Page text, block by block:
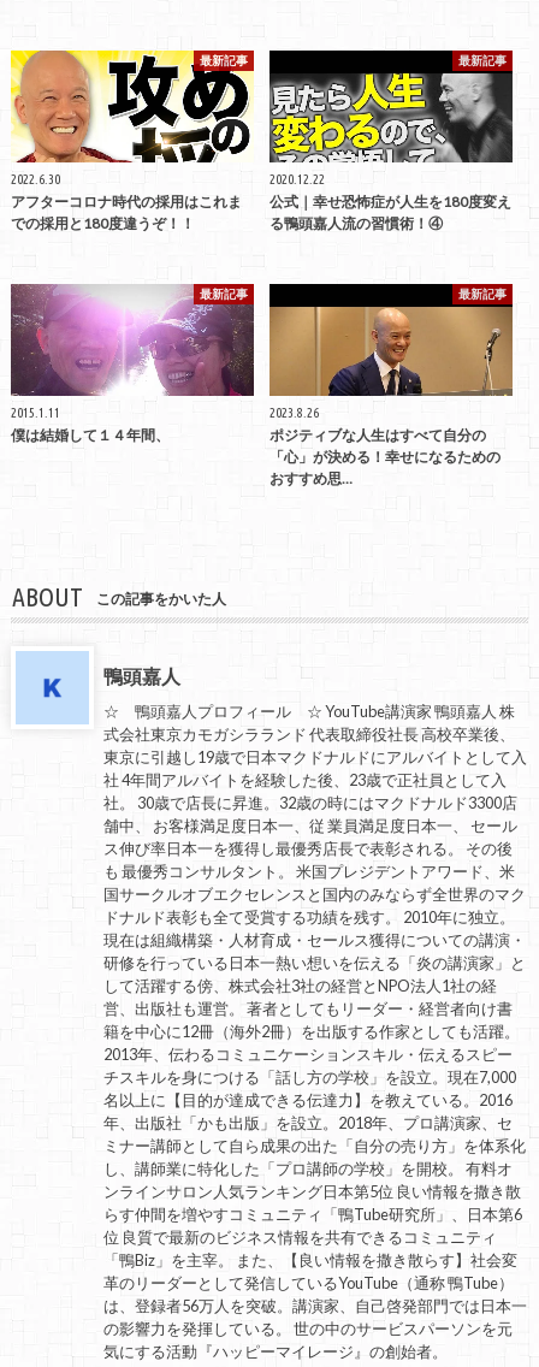
最新記事
2022.6.30
アフターコロナ時代の採用はこれま
での採用と180度違うぞ！！
最新記事
2020.12.22
公式｜幸せ恐怖症が人生を180度変え
る鴨頭嘉人流の習慣術！④
最新記事
2015.1.11
僕は結婚して１４年間、
最新記事
2023.8.26
ポジティブな人生はすべて自分の
「心」が決める！幸せになるための
おすすめ思…
ABOUT この記事をかいた人
鴨頭嘉人
☆ 鴨頭嘉人プロフィール ☆ YouTube講演家 鴨頭嘉人 株
式会社東京カモガシラランド 代表取締役社長 高校卒業後、
東京に引越し19歳で日本マクドナルドにアルバイトとして入
社 4年間アルバイトを経験した後、23歳で正社員として入
社。 30歳で店長に昇進。32歳の時にはマクドナルド3300店
舗中、 お客様満足度日本一、従 業員満足度日本一、 セール
ス伸び率日本一を獲得し最優秀店長で表彰される。 その後
も 最優秀コンサルタント。 米国プレジデントアワード、米
国サークルオブエクセレンスと国内のみならず全世界のマク
ドナルド表彰も全て受賞する功績を残す。 2010年に独立。
現在は組織構築・人材育成・セールス獲得についての講演・
研修を行っている日本一熱い想いを伝える「炎の講演家」と
して活躍する傍、株式会社3社の経営とNPO法人1社の経
営、出版社も運営。 著者としてもリーダー・経営者向け書
籍を中心に12冊（海外2冊）を出版する作家としても活躍。
2013年、伝わるコミュニケーションスキル・伝えるスピー
チスキルを身につける「話し方の学校」を設立。現在7,000
名以上に【目的が達成できる伝達力】を教えている。2016
年、出版社「かも出版」を設立。2018年、プロ講演家、セ
ミナー講師として自ら成果の出た「自分の売り方」を体系化
し、講師業に特化した「プロ講師の学校」を開校。 有料オ
ンラインサロン人気ランキング日本第5位 良い情報を撒き散
らす仲間を増やすコミュニティ「鴨Tube研究所」、日本第6
位 良質で最新のビジネス情報を共有できるコミュニティ
「鴨Biz」を主宰。 また、【良い情報を撒き散らす】社会変
革のリーダーとして発信しているYouTube（通称 鴨Tube）
は、登録者56万人を突破。講演家、自己啓発部門では日本一
の影響力を発揮している。 世の中のサービスパーソンを元
気にする活動『ハッピーマイレージ』の創始者。